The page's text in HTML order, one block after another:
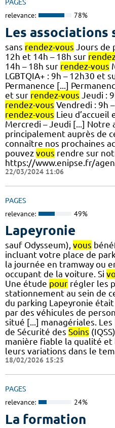
PAGES
relevance: 78%
Les associations
sans rendez-vous Jours de
12h et 14h – 18h sur
14h – 18h sur rendez-vous
LGBTQIA+ : 9h – 12h30 et
Permanence [...]
et sur rendez-vous Jeudi :
rendez-vous Vendredi : 9h
rendez-vous Lieu d’accueil
Mercredi – Jeudi [...]
principalement auprès de
connaître nos prochaines
pouvez vous rendre sur
https://www.enipse.fr/
22/03/2024 11:06
PAGES
relevance: 49%
Lapeyronie
sauf Odysseum), vous
incluant votre place de
la journée en tramway ou
occupant de la voiture. Si
Une étude pour régler les
stationnement au sein de
du parking Lapeyronie
par des véhicules de
situé [...] managériales.
de Sécurité des Soins
manière fiable la qualité et
leurs variations dans le
18/02/2026 15:25
PAGES
relevance: 24%
La formation